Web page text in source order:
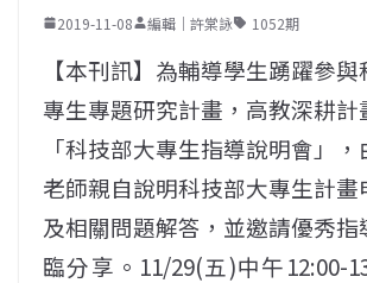
2019-11-08 編輯｜許棠詠 1052期
【本刊訊】為輔導學生踴躍參
專生專題研究計畫，高教深耕計
「科技部大專生指導說明會」
老師親自說明科技部大專生計畫
及相關問題解答，並邀請優秀指
臨分享。11/29(五)中午12:00-